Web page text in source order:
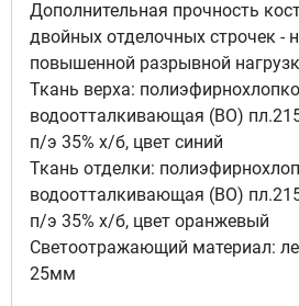
Дополнительная прочность
двойных отделочных строчек -
повышенной разрывной
Ткань верха:
водоотталкивающая (ВО)
п/э 35% х/б, цвет синий
Ткань отделки:
водоотталкивающая (ВО)
п/э 35% х/б, цвет оранжевый
Светоотражающий материал:
25мм